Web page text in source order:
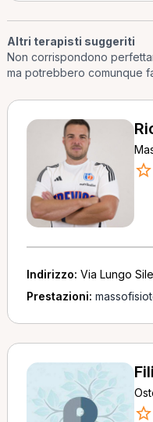
Altri terapisti suggeriti
Non corrispondono
ma potrebbero comunque
Indirizzo: Via Lungo
Prestazioni: